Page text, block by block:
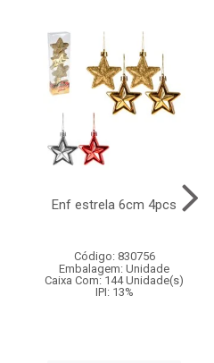
Enf estrela 6cm 4pcs
Código: 830756
Embalagem: Unidade
Caixa Com: 144 Unidade(s)
IPI: 13%